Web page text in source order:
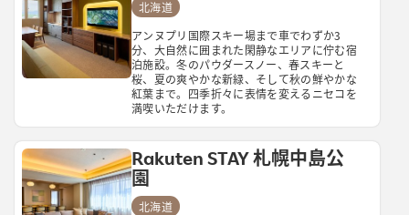
北海道
アンヌプリ国際スキー場まで車でわずか3
分、大自然に囲まれた閑静なエリアに佇む宿
泊施設。冬のパウダースノー、春スキーと
桜、夏の爽やかな新緑、そして秋の鮮やかな
紅葉まで。四季折々に表情を変えるニセコを
満喫いただけます。
Rakuten STAY 札幌中島公
園
北海道